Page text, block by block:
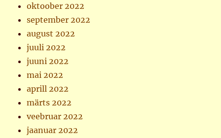
oktoober 2022
september 2022
august 2022
juuli 2022
juuni 2022
mai 2022
aprill 2022
märts 2022
veebruar 2022
jaanuar 2022